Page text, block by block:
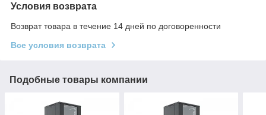
Условия возврата
Возврат товара в течение 14 дней по договоренности
Все условия возврата
Подобные товары компании